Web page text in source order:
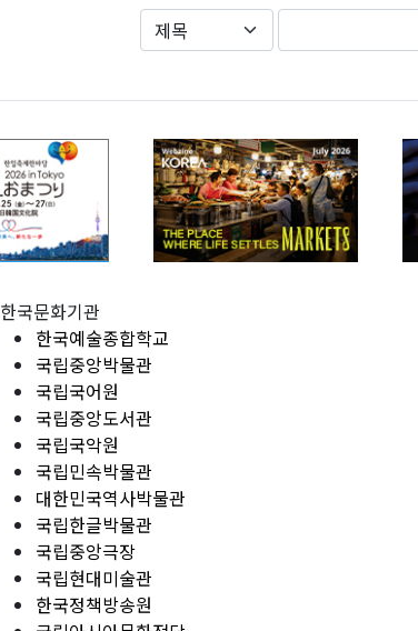
한국문화기관
한국예술종합학교
국립중앙박물관
국립국어원
국립중앙도서관
국립국악원
국립민속박물관
대한민국역사박물관
국립한글박물관
국립중앙극장
국립현대미술관
한국정책방송원